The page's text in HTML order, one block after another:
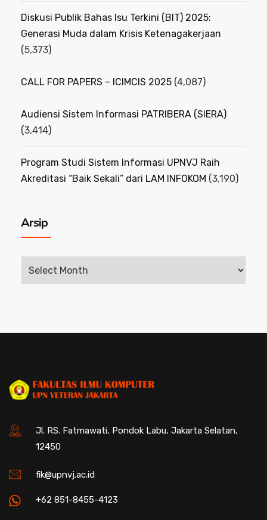
Diskusi Publik Bahas Isu Terkini (BIT) 2025:
Generasi Muda dalam Krisis Ketenagakerjaan
(5,373)
CALL FOR PAPERS – ICIMCIS 2025 (4,087)
Audiensi Sistem Informasi PATRIBERA (SIERA)
(3,414)
Program Studi Sistem Informasi UPNVJ Raih
Akreditasi “Baik Sekali” dari LAM INFOKOM (3,190)
Arsip
Arsip
Jl. RS. Fatmawati, Pondok Labu, Jakarta Selatan,
12450
fik@upnvj.ac.id
+62 851-8455-4123